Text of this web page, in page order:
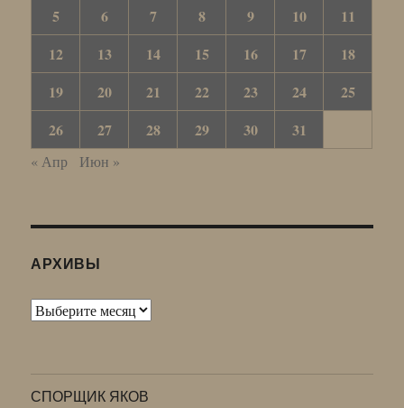
5 6 7 8 9 10
11
12
13 14 15 16 17
18
19
20 21 22 23 24
25
26
27 28 29 30 31
« Апр Июн »
АРХИВЫ
Архивы
СПОРЩИК ЯКОВ